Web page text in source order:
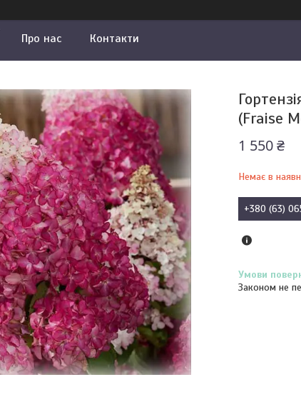
Про нас Контакти
(Fraise
1 550 ₴
Немає в
+380 (63)
Законом не